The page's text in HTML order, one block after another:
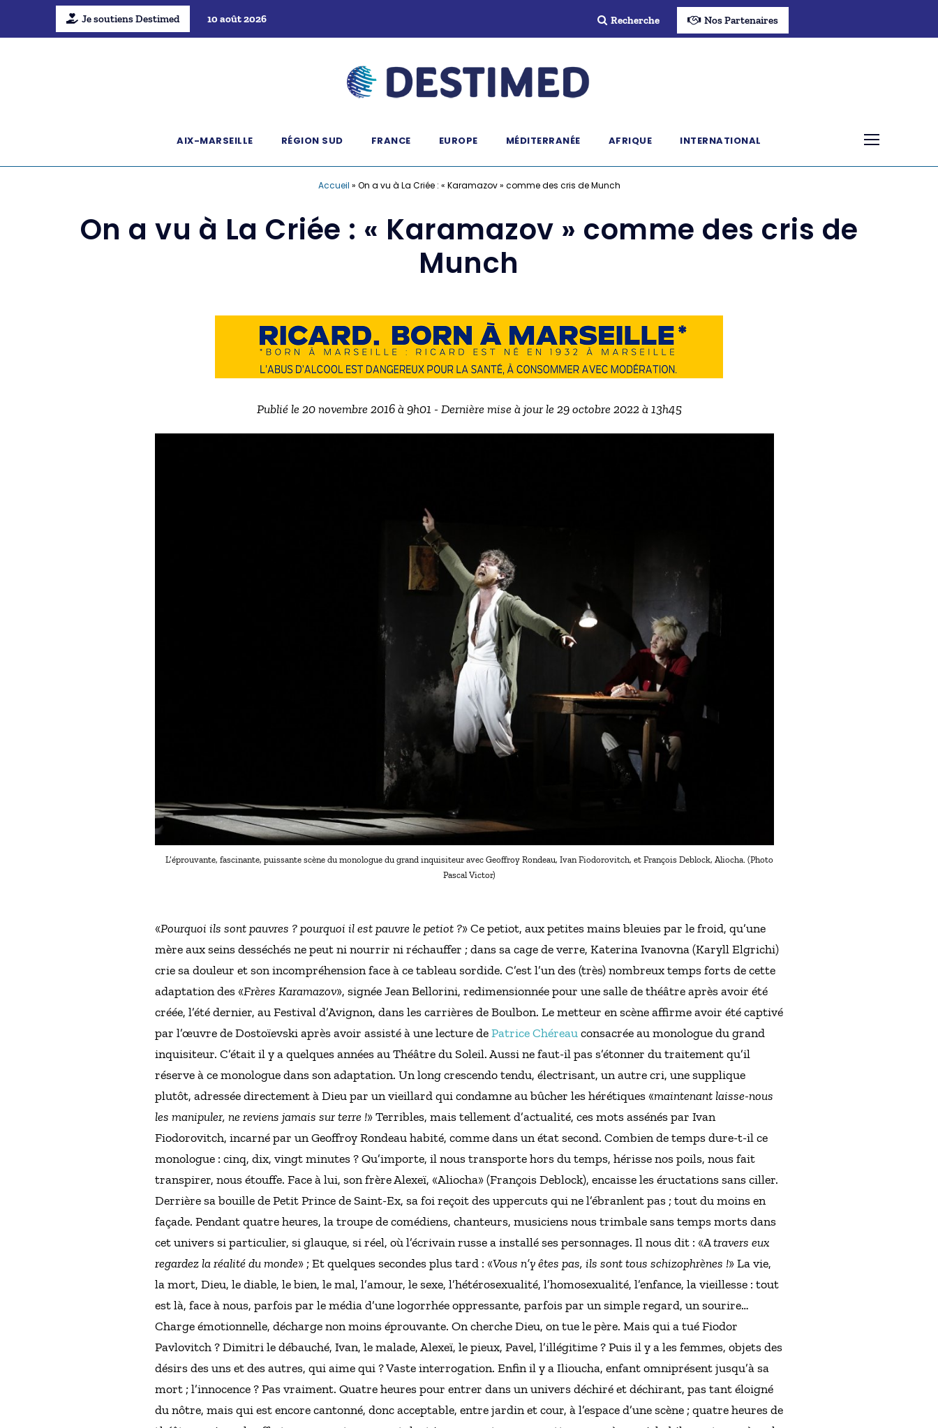
Je soutiens Destimed 10 août 2026 Recherche Nos Partenaires
AIX-MARSEILLE RÉGION SUD FRANCE EUROPE MÉDITERRANÉE AFRIQUE INTERNATIONAL
Accueil » On a vu à La Criée : « Karamazov » comme des cris de Munch
On a vu à La Criée : « Karamazov » comme des cris de
Munch
Publié le 20 novembre 2016 à 9h01 - Dernière mise à jour le 29 octobre 2022 à 13h45
L’éprouvante, fascinante, puissante scène du monologue du grand inquisiteur avec Geoffroy Rondeau, Ivan Fiodorovitch, et François Deblock, Aliocha. (Photo
Pascal Victor)
«Pourquoi ils sont pauvres ? pourquoi il est pauvre le petiot ?» Ce petiot, aux petites mains bleuies par le froid, qu’une
mère aux seins desséchés ne peut ni nourrir ni réchauffer ; dans sa cage de verre, Katerina Ivanovna (Karyll Elgrichi)
crie sa douleur et son incompréhension face à ce tableau sordide. C’est l’un des (très) nombreux temps forts de cette
adaptation des «Frères Karamazov», signée Jean Bellorini, redimensionnée pour une salle de théâtre après avoir été
créée, l’été dernier, au Festival d’Avignon, dans les carrières de Boulbon. Le metteur en scène affirme avoir été captivé
par l’œuvre de Dostoïevski après avoir assisté à une lecture dePatrice Chéreauconsacrée au monologue du grand
inquisiteur. C’était il y a quelques années au Théâtre du Soleil. Aussi ne faut-il pas s’étonner du traitement qu’il
réserve à ce monologue dans son adaptation. Un long crescendo tendu, électrisant, un autre cri, une supplique
plutôt, adressée directement à Dieu par un vieillard qui condamne au bûcher les hérétiques «maintenant laisse-nous
les manipuler, ne reviens jamais sur terre !» Terribles, mais tellement d’actualité, ces mots assénés par Ivan
Fiodorovitch, incarné par un Geoffroy Rondeau habité, comme dans un état second. Combien de temps dure-t-il ce
monologue : cinq, dix, vingt minutes ? Qu’importe, il nous transporte hors du temps, hérisse nos poils, nous fait
transpirer, nous étouffe. Face à lui, son frère Alexeï, «Aliocha» (François Deblock), encaisse les éructations sans ciller.
Derrière sa bouille de Petit Prince de Saint-Ex, sa foi reçoit des uppercuts qui ne l’ébranlent pas ; tout du moins en
façade. Pendant quatre heures, la troupe de comédiens, chanteurs, musiciens nous trimbale sans temps morts dans
cet univers si particulier, si glauque, si réel, où l’écrivain russe a installé ses personnages. Il nous dit : «A travers eux
regardez la réalité du monde» ; Et quelques secondes plus tard : «Vous n’y êtes pas, ils sont tous schizophrènes !» La vie,
la mort, Dieu, le diable, le bien, le mal, l’amour, le sexe, l’hétérosexualité, l’homosexualité, l’enfance, la vieillesse : tout
est là, face à nous, parfois par le média d’une logorrhée oppressante, parfois par un simple regard, un sourire…
Charge émotionnelle, décharge non moins éprouvante. On cherche Dieu, on tue le père. Mais qui a tué Fiodor
Pavlovitch ? Dimitri le débauché, Ivan, le malade, Alexeï, le pieux, Pavel, l’illégitime ? Puis il y a les femmes, objets des
désirs des uns et des autres, qui aime qui ? Vaste interrogation. Enfin il y a Ilioucha, enfant omniprésent jusqu’à sa
mort ; l’innocence ? Pas vraiment. Quatre heures pour entrer dans un univers déchiré et déchirant, pas tant éloigné
du nôtre, mais qui est encore cantonné, donc acceptable, entre jardin et cour, à l’espace d’une scène ; quatre heures de